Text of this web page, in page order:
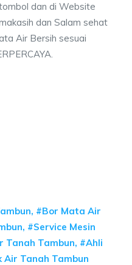
dan di Website
dan Salam sehat
Air Bersih sesuai
#Bor Mata Air
#Service Mesin
Tanah Tambun, #Ahli
Air Tanah Tambun